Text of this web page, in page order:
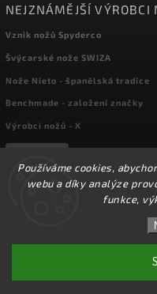
Používáme cookies,
webu a díky analýze
funkce,
☀️Ve dnech 3-14.8 2026
DOVOLENÉ. Eshop
budeme zpracovávat v
pochopení.☀️
NEJZNÁMĚJŠÍ VÝROBCI
Vznik nožů Spyderco
Švýcarské nože SWIZA
Nože Nieto - španělská tradice
Benchmade - založení značky
Výrobci nožů - X
Upravit